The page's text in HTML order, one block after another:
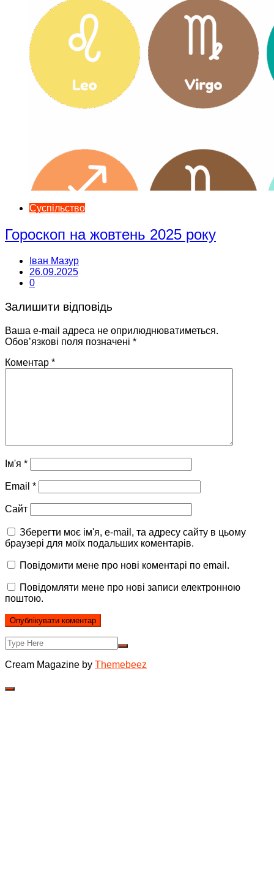
Суспільство
Гороскоп на жовтень 2025 року
Іван Мазур
26.09.2025
0
Залишити відповідь
Ваша e-mail адреса не оприлюднюватиметься.
Обов’язкові поля позначені *
Коментар *
Ім'я *
Email *
Сайт
Зберегти моє ім'я, e-mail, та адресу сайту в цьому
браузері для моїх подальших коментарів.
Повідомити мене про нові коментарі по email.
Повідомляти мене про нові записи електронною
поштою.
Cream Magazine by Themebeez